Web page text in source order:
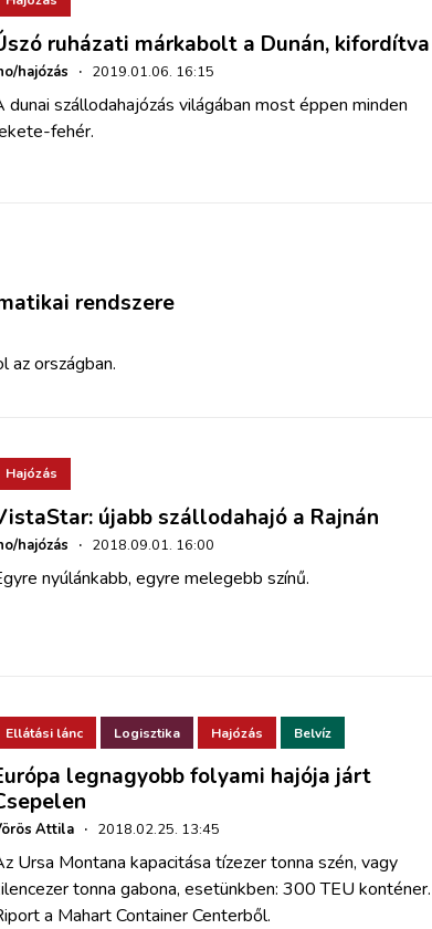
ruházati márkabolt a Dunán, kifordítva
hajózás · 2019.01.06. 16:15
dunai szállodahajózás világában most éppen minden
fehér.
rendszere
az országban.
Hajózás
újabb szállodahajó a Rajnán
hajózás · 2018.09.01. 16:00
nyúlánkabb, egyre melegebb színű.
Ellátási lánc Logisztika Hajózás Belvíz
legnagyobb folyami hajója járt
Attila · 2018.02.25. 13:45
Ursa Montana kapacitása tízezer tonna szén, vagy
tonna gabona, esetünkben: 300 TEU konténer.
a Mahart Container Centerből.